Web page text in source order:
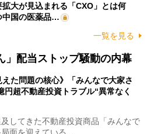
大が見込まれる「CXO」とは何
国の医薬品…
一覧を見る
」配当ストップ騒動の内幕
えた問題の核心》「みんなで大家さ
円超不動産投資トラブル“異常なく
してきた不動産投資商品「みんなで
面を迎えている…